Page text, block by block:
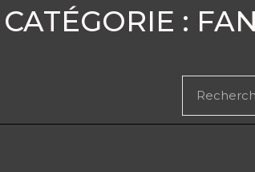
CATÉGORIE :